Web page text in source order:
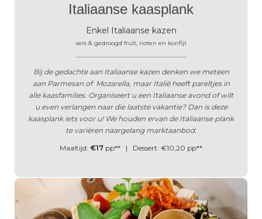
Italiaanse kaasplank
Enkel Italiaanse kazen
vers & gedroogd fruit, noten en konfijt
Bij de gedachte aan Italiaanse kazen denken we meteen
aan Parmesan of Mozarella, maar Italië heeft pareltjes in
alle kaasfamilies. Organiseert u een Italiaanse avond of wilt
u even verlangen naar die laatste vakantie? Dan is deze
kaasplank iets voor u! We houden ervan de Italiaanse plank
te variëren naargelang marktaanbod.
Maaltijd: €17 pp** | Dessert: €10,20 pp**